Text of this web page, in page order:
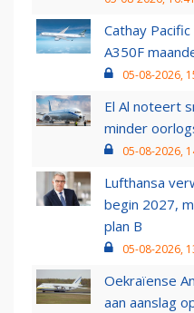
Cathay
A350F
05-08-2026,
El Al noteert
minder
05-08-2026,
Lufthansa
begin 2027,
plan B
05-08-2026,
Oekraïense
aan aanslag